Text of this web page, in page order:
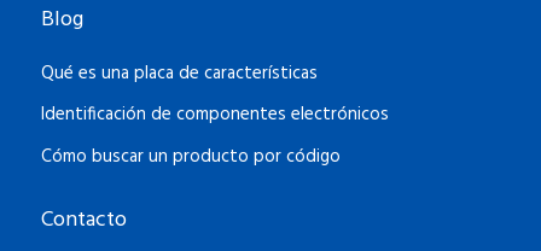
Blog
Qué es una placa de características
Identificación de componentes electrónicos
Cómo buscar un producto por código
Contacto